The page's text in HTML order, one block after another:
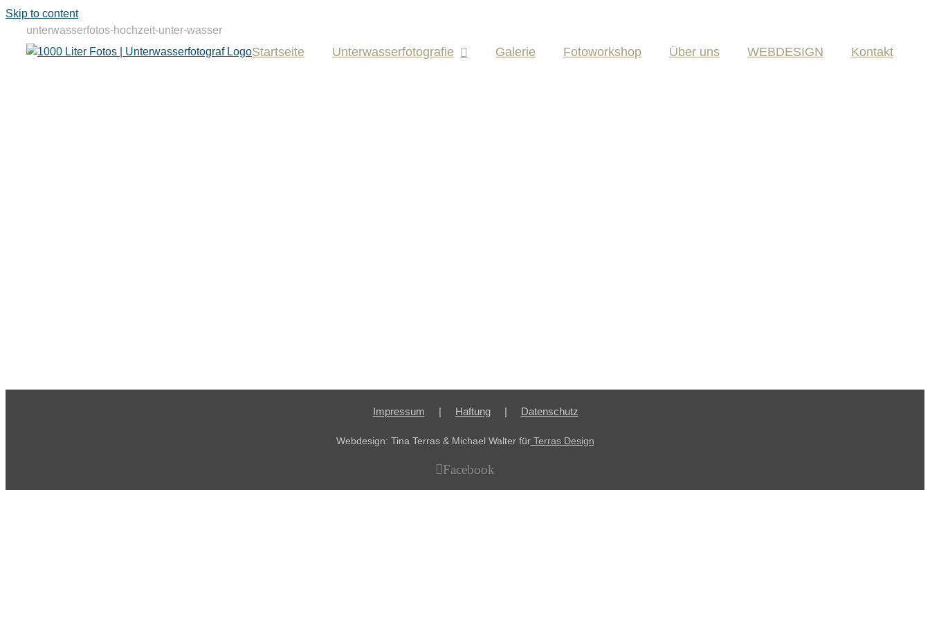
Skip to content
Startseite Unterwasserfotografie Galerie Fotoworkshop Über uns WEBDESIGN Kontakt
unterwasserfotos-hochzeit-unter-wasser
Impressum Haftung Datenschutz
Webdesign: Tina Terras & Michael Walter fürTerras Design
Facebook